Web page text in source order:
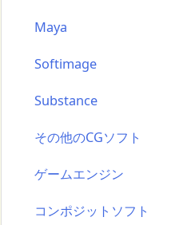
Maya
Softimage
Substance
その他のCGソフト
ゲームエンジン
コンポジットソフト